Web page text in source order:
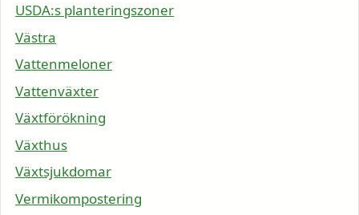
USDA:s planteringszoner
Västra
Vattenmeloner
Vattenväxter
Växtförökning
Växthus
Växtsjukdomar
Vermikompostering